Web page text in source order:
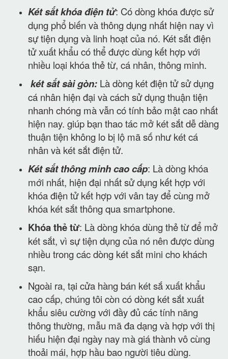
Két sắt khóa điện tử: Có dòng khóa được sử
dụng phổ biến và thông dụng nhất hiện nay vì
sự tiện dụng và linh hoạt của nó. Két sắt điện
tử xuất khẩu có thể được dùng kết hợp với
nhiều loại khóa thẻ từ, cá nhân, thông minh.
két sắt sài gòn: Là dòng két điện tử sử dụng
cá nhân hiện đại và cách sử dụng thuận tiện
nhanh chóng mà vẫn có tính bảo mật cao nhất
hiện nay. giúp bạn thao tác mở két sắt dễ dàng
thuận tiện không lo bị lộ mã số như két cá
nhân và két sắt điện tử.
Két sắt thông minh cao cấp: Là dòng khóa
mới nhất, hiện đại nhất sử dụng kết hợp với
khóa điện tử kết hợp với vân tay để cùng mở
khóa két sắt thông qua smartphone.
Khóa thẻ từ: Là dòng khóa dùng thẻ từ để mở
két sắt, vì sự tiện dụng của nó nên được dùng
nhiều trong các dòng két sắt mini cho khách
sạn.
Ngoài ra, tại cửa hàng bán két sắ xuất khẩu
cao cấp, chúng tôi còn có dòng két sắt xuất
khẩu siêu cường với đầy đủ các tính năng
thông thường, mẫu mã đa dạng và hợp với thị
hiếu hiện đại ngày nay mà giá thành vô cùng
thoải mái, hợp hầu bao người tiêu dùng.